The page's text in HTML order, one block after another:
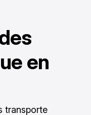
en
transporte